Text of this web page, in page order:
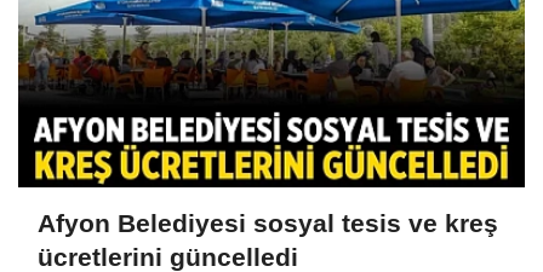
Afyon Belediyesi sosyal tesis ve kreş
ücretlerini güncelledi